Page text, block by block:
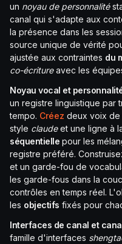
un noyau de personnalité
canal qui s'adapte aux
la présence dans les
source unique de vérité
ajustée aux contraintes du
co-écritureavec les
Noyau vocal et
un registre linguistique par
tempo. Créez deux voix de
style claudeet une ligne à
séquentielle pour les
registre préféré.
et un garde-fou de
les garde-fous dans la
contrôles en temps réel.
les objectifs fixés pour
Interfaces de canal et
famille d'interfaces